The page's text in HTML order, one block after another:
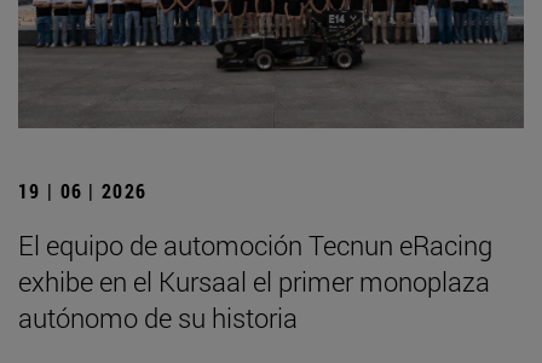
19 | 06 | 2026
El equipo de automoción Tecnun eRacing
exhibe en el Kursaal el primer monoplaza
autónomo de su historia